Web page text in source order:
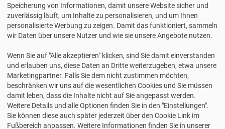
Bequeme Zahlung über Paypal
14 Tage Widerrufsrecht
Alle Texte, Grafiken, Bilder und das Layout sind urheberrechtlich
geschützt und dürfen nicht ohne ausdrückliche, schriftliche
Erlaubnis weiterverwendet werden.
© 2026 bits&paper GmbH - HERMA Fachshop - HERMA 4576 -
Wetterfeste Folien-Etiketten A4, weiß, 105 x 148 mm, stark
Speicherung von Informationen, damit unsere Website sicher und
zuverlässig läuft, um Inhalte zu personalisieren, und um Ihnen
personalisierte Werbung zu zeigen. Damit das funktioniert, sammeln
wir Daten über unsere Nutzer und wie sie unsere Angebote nutzen.
Wenn Sie auf "Alle akzeptieren" klicken, sind Sie damit einverstanden
und erlauben uns, diese Daten an Dritte weiterzugeben, etwa unsere
Marketingpartner. Falls Sie dem nicht zustimmen möchten,
beschränken wir uns auf die wesentlichen Cookies und Sie müssen
damit leben, dass die Inhalte nicht auf Sie angepasst werden.
Weitere Details und alle Optionen finden Sie in den "Einstellungen".
Sie können diese auch später jederzeit über den Cookie Link im
Fußbereich anpassen. Weitere Informationen finden Sie in unserer